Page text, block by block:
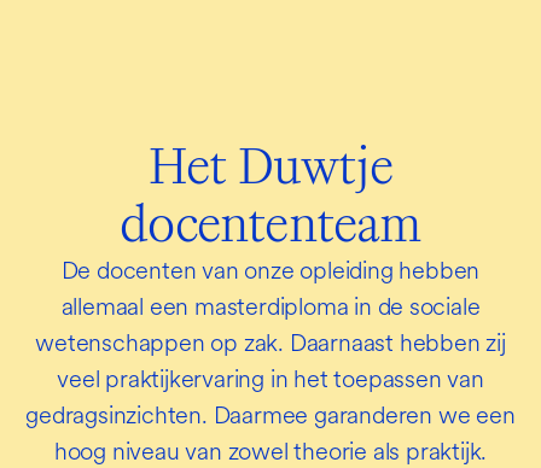
Het Duwtje
docententeam
De docenten van onze opleiding hebben
allemaal een masterdiploma in de sociale
wetenschappen op zak. Daarnaast hebben zij
veel praktijkervaring in het toepassen van
gedragsinzichten. Daarmee garanderen we een
hoog niveau van zowel theorie als praktijk.